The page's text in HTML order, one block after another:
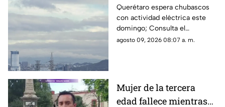
que se esperan lluvias
este domingo en
Querétaro
Querétaro espera chubascos
con actividad eléctrica este
domingo; Consulta el
pronóstico por municipios y
agosto 09, 2026 08:07 a. m.
Mujer de la tercera
edad fallece mientras